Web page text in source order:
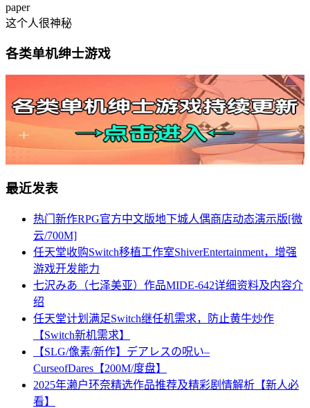
paper
这个人很神秘
各类单机绅士游戏
最近发表
热门新作RPG官方中文版地下城人偶商店动态演示版[微
云/700M]
任天堂收购Switch移植工作室ShiverEntertainment，增强
游戏开发能力
七沢みあ（七泽美亚）作品MIDE-642详细资料及内容介
绍
任天堂计划满足Switch继任机需求，防止黄牛炒作
【Switch新机需求】
【SLG/像素/新作】デアレスの呪い–
CurseofDares【200M/度盘】
2025年濑户环奈精选作品推荐及精彩剧情解析【新人必
看】